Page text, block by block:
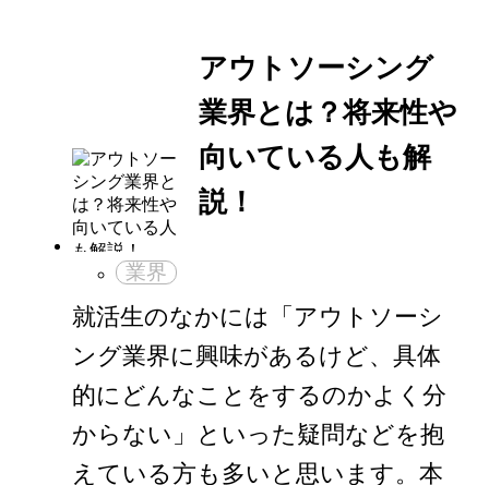
アウトソーシング
業界とは？将来性や
向いている人も解
説！
業界
就活生のなかには「アウトソーシ
ング業界に興味があるけど、具体
的にどんなことをするのかよく分
からない」といった疑問などを抱
えている方も多いと思います。本